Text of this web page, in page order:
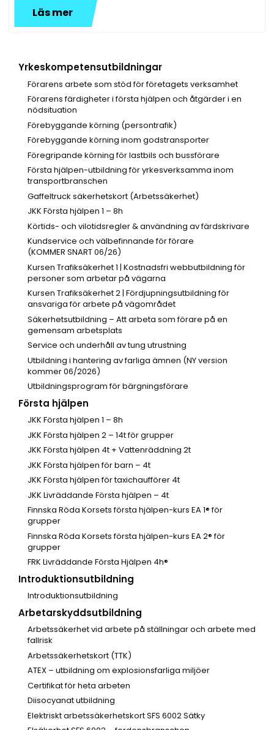
Läs mer
Yrkeskompetensutbildningar
Förarens arbete som stöd för företagets verksamhet
Förarens färdigheter i första hjälpen och åtgärder i en
nödsituation
Förebyggande körning (persontrafik)
Förebyggande körning inom godstransporter
Föregripande körning för lastbils och bussförare
Första hjälpen-utbildning för yrkesverksamma inom
transportbranschen
Gaffeltruck säkerhetskort (Arbetssäkerhet)
JKK Första hjälpen 1 – 8h
Körtids- och vilotidsregler & användning av färdskrivare
Kundservice och välbefinnande för förare
(KOMMER SNART 06/26)
Kursen Trafiksäkerhet 1 | Kostnadsfri webbutbildning för
personer som arbetar på vägarna
Kursen Trafiksäkerhet 2 | Fördjupningsutbildning för
ansvariga för arbete på vägområdet
Säkerhetsutbildning – Att arbeta som förare på en
gemensam arbetsplats
Service och underhåll av tung utrustning
Utbildning i hantering av farliga ämnen (NY version
kommer 06/2026)
Utbildningsprogram för bärgningsförare
Första hjälpen
JKK Första hjälpen 1 – 8h
JKK Första hjälpen 2 – 14t för grupper
JKK Första hjälpen 4t + Vattenräddning 2t
JKK Första hjälpen för barn – 4t
JKK Första hjälpen för taxichaufförer 4t
JKK Livräddande Första hjälpen – 4t
Finnska Röda Korsets första hjälpen-kurs EA 1® för
grupper
Finnska Röda Korsets första hjälpen-kurs EA 2® för
grupper
FRK Livräddande Första Hjälpen 4h®
Introduktionsutbildning
Introduktionsutbildning
Arbetarskyddsutbildning
Arbetssäkerhet vid arbete på ställningar och arbete med
fallrisk
Arbetssäkerhetskort (TTK)
ATEX – utbildning om explosionsfarliga miljöer
Certifikat för heta arbeten
Diisocyanat utbildning
Elektriskt arbetssäkerhetskort SFS 6002 Sätky